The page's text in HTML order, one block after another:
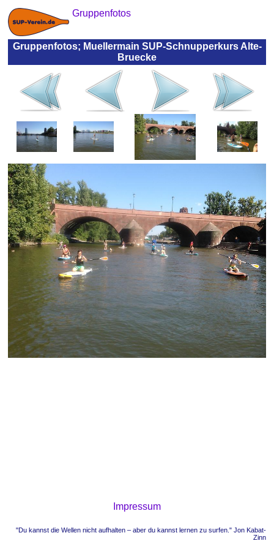
Gruppenfotos
Gruppenfotos; Muellermain SUP-Schnupperkurs Alte-
Bruecke
Impressum
"Du kannst die Wellen nicht aufhalten – aber du kannst lernen zu surfen." Jon Kabat-
Zinn